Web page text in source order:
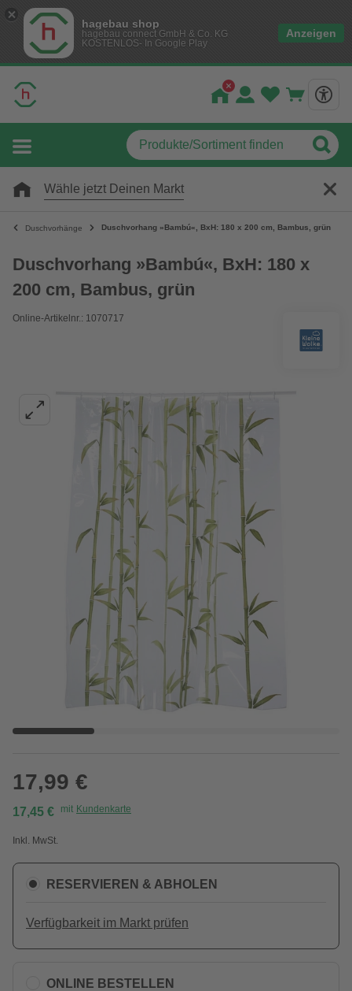
hagebau shop
hagebau connect GmbH & Co. KG
KOSTENLOS- In Google Play
Anzeigen
Wähle jetzt Deinen Markt
Duschvorhänge Duschvorhang »Bambú«, BxH: 180 x 200 cm, Bambus, grün
Duschvorhang »Bambú«, BxH: 180 x
200 cm, Bambus, grün
Online-Artikelnr.: 1070717
17,99 €
17,45 € mit Kundenkarte
Inkl. MwSt.
RESERVIEREN & ABHOLEN
Verfügbarkeit im Markt prüfen
ONLINE BESTELLEN